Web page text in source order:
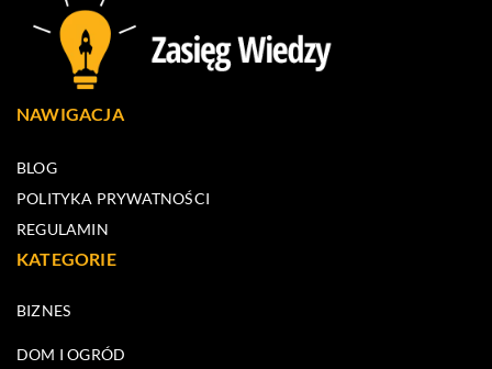
NAWIGACJA
BLOG
POLITYKA PRYWATNOŚCI
REGULAMIN
KATEGORIE
BIZNES
DOM I OGRÓD